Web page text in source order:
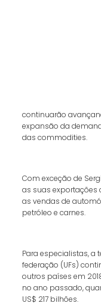
continuarão
expansão da
das commodities.
Com exceção de
as suas exportações
as vendas de
petróleo e carnes.
Para especialistas, a
federação (UFs)
outros países em
no ano passado,
US$ 217 bilhões.